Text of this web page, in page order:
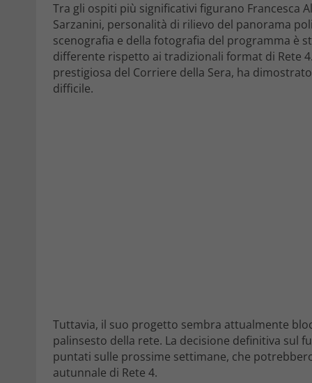
Tra gli ospiti più significativi figurano Francesca
Sarzanini, personalità di rilievo del panorama
scenografia e della fotografia del programma è
differente rispetto ai tradizionali format di Rete
prestigiosa del Corriere della Sera, ha
difficile.
Tuttavia, il suo progetto sembra attualmente
palinsesto della rete. La decisione definitiva sul
puntati sulle prossime settimane, che
autunnale di Rete 4.